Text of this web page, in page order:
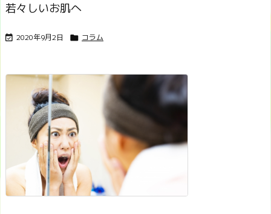
若々しいお肌へ
 2020年9月2日  コラム